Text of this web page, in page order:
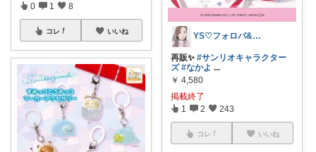
0 1 8
コレ いいね
YS♡フォロバ&経由購入✨皆様に感謝💐
再販✨ #サンリオキャラクター
ズ #なかよ ...
￥ 4,580
掲載終了
1 2 243
コレ いいね